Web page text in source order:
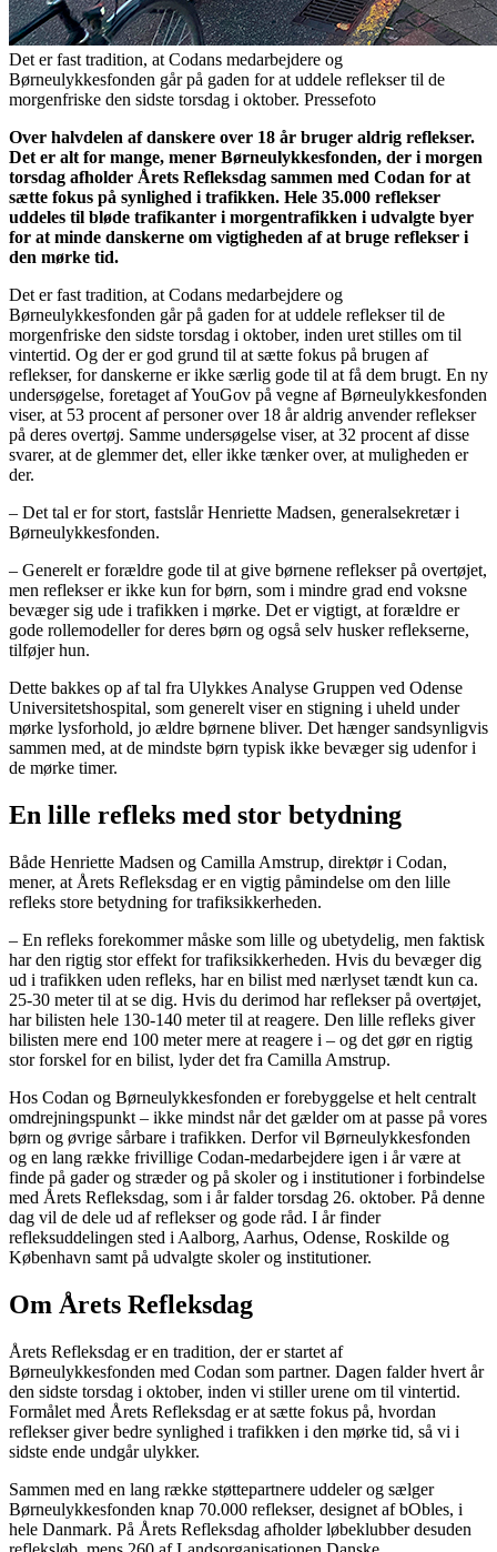
Det er fast tradition, at Codans medarbejdere og
Børneulykkesfonden går på gaden for at uddele reflekser til de
morgenfriske den sidste torsdag i oktober. Pressefoto
Over halvdelen af danskere over 18 år bruger aldrig reflekser.
Det er alt for mange, mener Børneulykkesfonden, der i morgen
torsdag afholder Årets Refleksdag sammen med Codan for at
sætte fokus på synlighed i trafikken. Hele 35.000 reflekser
uddeles til bløde trafikanter i morgentrafikken i udvalgte byer
for at minde danskerne om vigtigheden af at bruge reflekser i
den mørke tid.
Det er fast tradition, at Codans medarbejdere og
Børneulykkesfonden går på gaden for at uddele reflekser til de
morgenfriske den sidste torsdag i oktober, inden uret stilles om til
vintertid. Og der er god grund til at sætte fokus på brugen af
reflekser, for danskerne er ikke særlig gode til at få dem brugt. En ny
undersøgelse, foretaget af YouGov på vegne af Børneulykkesfonden
viser, at 53 procent af personer over 18 år aldrig anvender reflekser
på deres overtøj. Samme undersøgelse viser, at 32 procent af disse
svarer, at de glemmer det, eller ikke tænker over, at muligheden er
der.
– Det tal er for stort, fastslår Henriette Madsen, generalsekretær i
Børneulykkesfonden.
– Generelt er forældre gode til at give børnene reflekser på overtøjet,
men reflekser er ikke kun for børn, som i mindre grad end voksne
bevæger sig ude i trafikken i mørke. Det er vigtigt, at forældre er
gode rollemodeller for deres børn og også selv husker reflekserne,
tilføjer hun.
Dette bakkes op af tal fra Ulykkes Analyse Gruppen ved Odense
Universitetshospital, som generelt viser en stigning i uheld under
mørke lysforhold, jo ældre børnene bliver. Det hænger sandsynligvis
sammen med, at de mindste børn typisk ikke bevæger sig udenfor i
de mørke timer.
En lille refleks med stor betydning
Både Henriette Madsen og Camilla Amstrup, direktør i Codan,
mener, at Årets Refleksdag er en vigtig påmindelse om den lille
refleks store betydning for trafiksikkerheden.
– En refleks forekommer måske som lille og ubetydelig, men faktisk
har den rigtig stor effekt for trafiksikkerheden. Hvis du bevæger dig
ud i trafikken uden refleks, har en bilist med nærlyset tændt kun ca.
25-30 meter til at se dig. Hvis du derimod har reflekser på overtøjet,
har bilisten hele 130-140 meter til at reagere. Den lille refleks giver
bilisten mere end 100 meter mere at reagere i – og det gør en rigtig
stor forskel for en bilist, lyder det fra Camilla Amstrup.
Hos Codan og Børneulykkesfonden er forebyggelse et helt centralt
omdrejningspunkt – ikke mindst når det gælder om at passe på vores
børn og øvrige sårbare i trafikken. Derfor vil Børneulykkesfonden
og en lang række frivillige Codan-medarbejdere igen i år være at
finde på gader og stræder og på skoler og i institutioner i forbindelse
med Årets Refleksdag, som i år falder torsdag 26. oktober. På denne
dag vil de dele ud af reflekser og gode råd. I år finder
refleksuddelingen sted i Aalborg, Aarhus, Odense, Roskilde og
København samt på udvalgte skoler og institutioner.
Om Årets Refleksdag
Årets Refleksdag er en tradition, der er startet af
Børneulykkesfonden med Codan som partner. Dagen falder hvert år
den sidste torsdag i oktober, inden vi stiller urene om til vintertid.
Formålet med Årets Refleksdag er at sætte fokus på, hvordan
reflekser giver bedre synlighed i trafikken i den mørke tid, så vi i
sidste ende undgår ulykker.
Sammen med en lang række støttepartnere uddeler og sælger
Børneulykkesfonden knap 70.000 reflekser, designet af bObles, i
hele Danmark. På Årets Refleksdag afholder løbeklubber desuden